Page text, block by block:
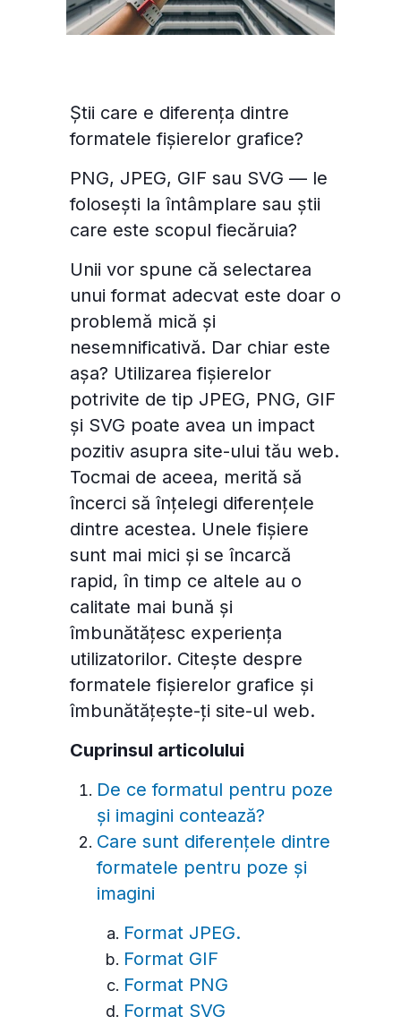
Știi care e diferența dintre
formatele fișierelor grafice?
PNG, JPEG, GIF sau SVG — le
folosești la întâmplare sau știi
care este scopul fiecăruia?
Unii vor spune că selectarea
unui format adecvat este doar o
problemă mică și
nesemnificativă. Dar chiar este
așa? Utilizarea fișierelor
potrivite de tip JPEG, PNG, GIF
și SVG poate avea un impact
pozitiv asupra site-ului tău web.
Tocmai de aceea, merită să
încerci să înțelegi diferențele
dintre acestea. Unele fișiere
sunt mai mici și se încarcă
rapid, în timp ce altele au o
calitate mai bună și
îmbunătățesc experiența
utilizatorilor. Citește despre
formatele fișierelor grafice și
îmbunătățește-ți site-ul web.
Cuprinsul articolului
De ce formatul pentru poze
și imagini contează?
Care sunt diferențele dintre
formatele pentru poze și
imagini
Format JPEG.
Format GIF
Format PNG
Format SVG